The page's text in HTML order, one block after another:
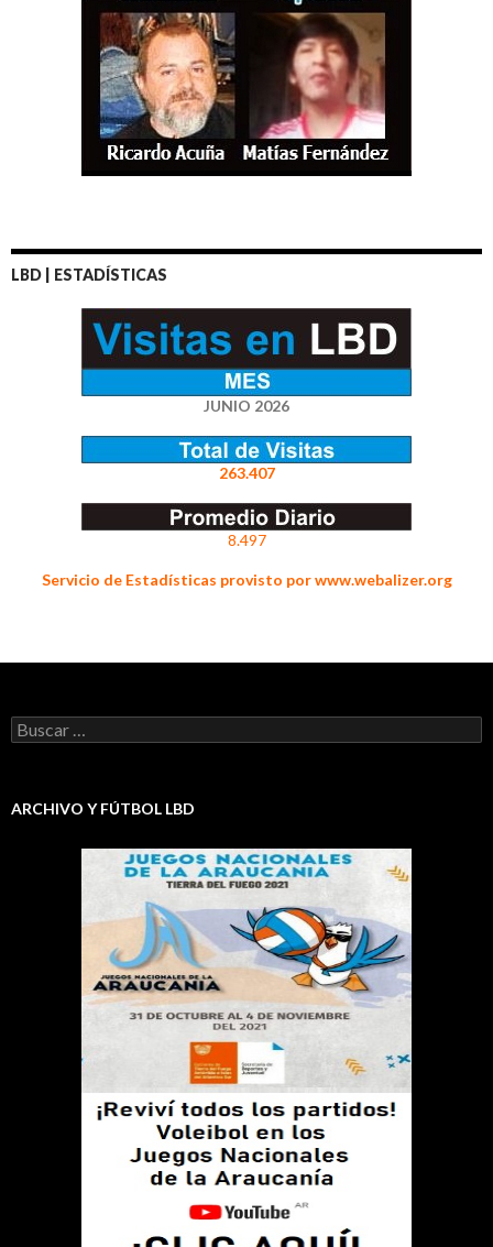
LBD | ESTADÍSTICAS
JUNIO 2026
263.407
8.497
Servicio de Estadísticas provisto por www.webalizer.org
Buscar:
ARCHIVO Y FÚTBOL LBD